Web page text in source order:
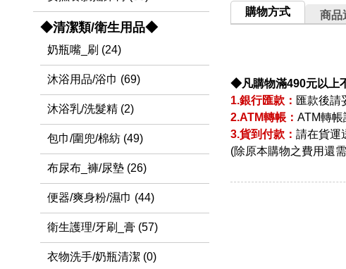
購物方式 商品
◆凡購物滿490元以上
1.銀行匯款： 匯款後請
2.ATM轉帳： ATM轉帳
3.貨到付款： 請在貨運
(除原本購物之費用還
◆清潔類/衛生用品◆
奶瓶嘴_刷 (24)
沐浴用品/浴巾 (69)
沐浴乳/洗髮精 (2)
包巾/圍兜/棉紡 (49)
布尿布_褲/尿墊 (26)
便器/爽身粉/濕巾 (44)
衛生護理/牙刷_膏 (57)
衣物洗手/奶瓶清潔 (0)